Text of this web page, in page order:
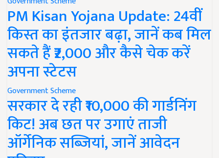
PM Kisan Yojana Update: 24वीं
किस्त का इंतजार बढ़ा, जानें कब मिल
सकते हैं ₹2,000 और कैसे चेक करें
अपना स्टेटस
Government Scheme
सरकार दे रही ₹10,000 की गार्डनिंग
किट! अब छत पर उगाएं ताजी
ऑर्गेनिक सब्जियां, जानें आवेदन